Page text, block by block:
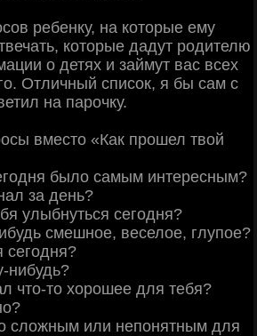
ребенку, на которые ему
которые дадут родителю
о детях и займут вас всех
Отличный список, я бы сам с
на парочку.
вместо «Как прошел твой
было самым интересным?
за день?
улыбнуться сегодня?
смешное, веселое, глупое?
сегодня?
нибудь?
что-то хорошее для тебя?
сложным или непонятным для